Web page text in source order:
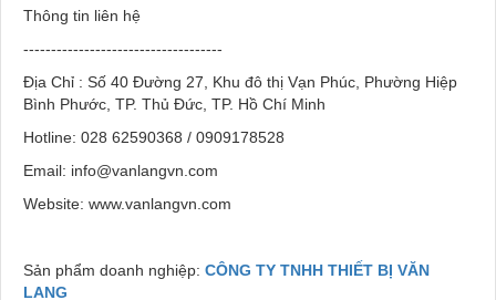
Thông tin liên hệ
------------------------------------
Địa Chỉ : Số 40 Đường 27, Khu đô thị Vạn Phúc, Phường Hiệp
Bình Phước, TP. Thủ Đức, TP. Hồ Chí Minh
Hotline: 028 62590368 / 0909178528
Email: info@vanlangvn.com
Website: www.vanlangvn.com
Sản phẩm doanh nghiệp: CÔNG TY TNHH THIẾT BỊ VĂN
LANG